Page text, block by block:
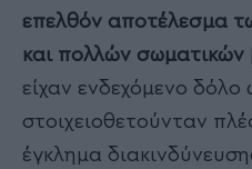
επελθόν αποτέλεσμα
και πολλών
είχαν ενδεχόμενο
στοιχειοθετούνταν
έγκλημα